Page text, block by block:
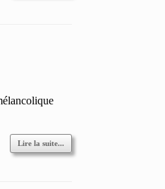
Lire la suite...